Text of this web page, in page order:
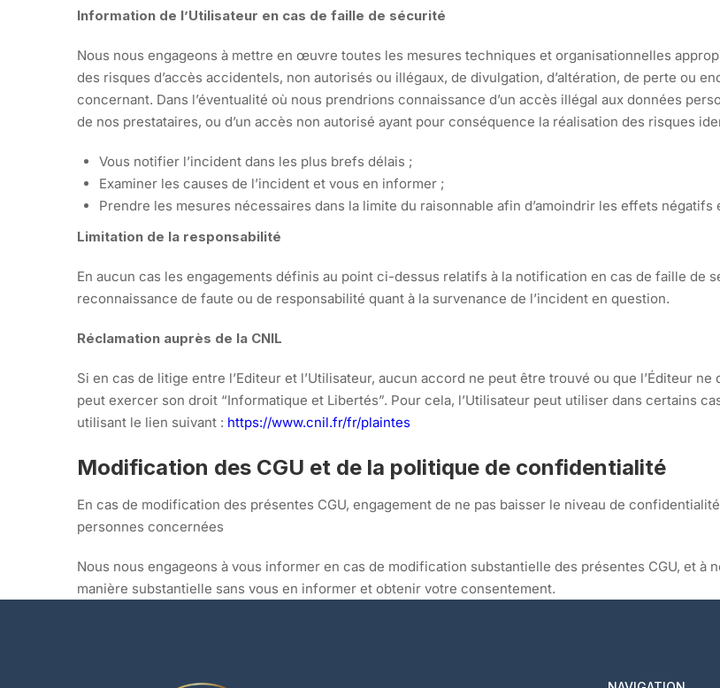
Information de l’Utilisateur en cas de faille de sécurité
Nous nous engageons à mettre en œuvre toutes les mesures techniques et organisationnelles
des risques d’accès accidentels, non autorisés ou illégaux, de divulgation, d’altération, de perte ou
concernant. Dans l’éventualité où nous prendrions connaissance d’un accès illégal aux données
de nos prestataires, ou d’un accès non autorisé ayant pour conséquence la réalisation des risques
Vous notifier l’incident dans les plus brefs délais ;
Examiner les causes de l’incident et vous en informer ;
Prendre les mesures nécessaires dans la limite du raisonnable afin d’amoindrir les effets
Limitation de la responsabilité
En aucun cas les engagements définis au point ci-dessus relatifs à la notification en cas de faille de
reconnaissance de faute ou de responsabilité quant à la survenance de l’incident en question.
Réclamation auprès de la CNIL
Si en cas de litige entre l’Editeur et l’Utilisateur, aucun accord ne peut être trouvé ou que l’Éditeur
peut exercer son droit “Informatique et Libertés”. Pour cela, l’Utilisateur peut utiliser dans certains
utilisant le lien suivant : https://www.cnil.fr/fr/plaintes
Modification des CGU et de la politique de confidentialité
En cas de modification des présentes CGU, engagement de ne pas baisser le niveau de
personnes concernées
Nous nous engageons à vous informer en cas de modification substantielle des présentes CGU, et à
manière substantielle sans vous en informer et obtenir votre consentement.